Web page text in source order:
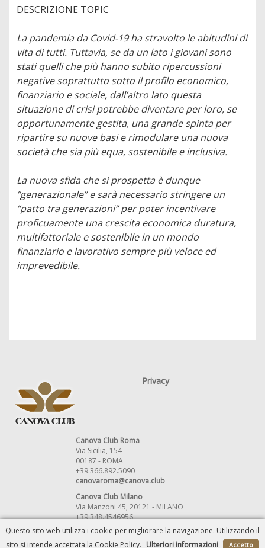
DESCRIZIONE TOPIC
La pandemia da Covid-19 ha stravolto le abitudini di
vita di tutti. Tuttavia, se da un lato i giovani sono
stati quelli che più hanno subito ripercussioni
negative soprattutto sotto il profilo economico,
finanziario e sociale, dall’altro lato questa
situazione di crisi potrebbe diventare per loro, se
opportunamente gestita, una grande spinta per
ripartire su nuove basi e rimodulare una nuova
società che sia più equa, sostenibile e inclusiva.
La nuova sfida che si prospetta è dunque
“generazionale” e sarà necessario stringere un
“patto tra generazioni” per poter incentivare
proficuamente una crescita economica duratura,
multifattoriale e sostenibile in un mondo
finanziario e lavorativo sempre più veloce ed
imprevedibile.
Privacy
Canova Club Roma
Via Sicilia, 154
00187 - ROMA
+39.366.892.5090
canovaroma@canova.club
Canova Club Milano
Via Manzoni 45, 20121 - MILANO
+39 348.4546956
canovamilano@canova.club
Questo sito web utilizza i cookie per migliorare la navigazione. Utilizzando il
sito si intende accettata la Cookie Policy. Ulteriori informazioni Accetto